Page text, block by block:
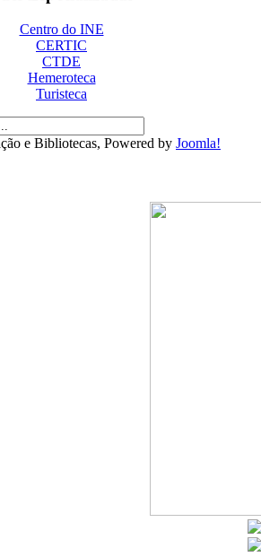
Centro do INE
CERTIC
CTDE
Hemeroteca
Turisteca
e Bibliotecas, Powered by Joomla!